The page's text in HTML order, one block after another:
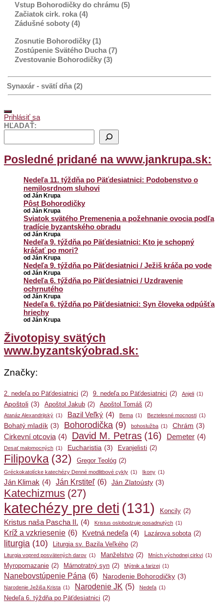
Vstup Bohorodičky do chrámu (5)
Začiatok cirk. roka (4)
Zádušné soboty (4)
Zosnutie Bohorodičky (1)
Zostúpenie Svätého Ducha (7)
Zvestovanie Bohorodičky (3)
Synaxár - svätí dňa (2)
Prihlásiť sa
HĽADAŤ:
Posledné pridané na www.jankrupa.sk:
Nedeľa 11. týždňa po Päťdesiatnici: Podobenstvo o
nemilosrdnom sluhovi
od Ján Krupa
Pôst Bohorodičky
od Ján Krupa
Sviatok svätého Premenenia a požehnanie ovocia podľa
tradície byzantského obradu
od Ján Krupa
Nedeľa 9. týždňa po Päťdesiatnici: Kto je schopný
kráčať po mori?
od Ján Krupa
Nedeľa 9. týždňa po Päťdesiatnici / Ježiš kráča po vode
od Ján Krupa
Nedeľa 6. týždňa po Päťdesiatnici / Uzdravenie
ochrnutého
od Ján Krupa
Nedeľa 6. týždňa po Päťdesiatnici: Syn človeka odpúšťa
hriechy
od Ján Krupa
Životopisy svätých
www.byzantskýobrad.sk:
Značky:
2. nedeľa po Päťdesiatnici (2) 9. nedeľa po Päťdesiatnici (2) Anjeli (1)
Apoštoli (3) Apoštol Jakub (2) Apoštol Tomáš (2)
Atanáz Alexandrijský (1) Bazil Veľký (4) Bema (1) Beztelesné mocnosti (1)
Bohatý mladík (3) Bohorodička (9) bohoslužba (1) Chrám (3)
Cirkevní otcovia (4) David M. Petras (16) Demeter (4)
Desať malomocných (1) Eucharistia (3) Evanjelisti (2)
Filipovka (32) Gregor Teológ (2)
Gréckokatolícke katechézy Denné modlitbové cykly (1) Ikony (1)
Ján Klimak (4) Ján Krstiteľ (6) Ján Zlatoústy (3)
Katechizmus (27)
katechézy pre deti (131) Koncily (2)
Kristus naša Pascha II. (4) Kristus oslobodzuje posadnutých (1)
Kríž a vzkriesenie (6) Kvetná nedeľa (4) Lazárova sobota (2)
liturgia (10) Liturgia sv. Bazila Veľkého (2)
Liturgia vopred posvätených darov (1) Manželstvo (2) Mních východnej cirkvi (1)
Myropomazanie (2) Márnotratný syn (2) Mýtnik a farizej (1)
Nanebovstúpenie Pána (6) Narodenie Bohorodičky (3)
Narodenie Ježiša Krista (1) Narodenie JK (5) Nedeľa (1)
Nedeľa 6. týždňa po Päťdesiatnici (2)